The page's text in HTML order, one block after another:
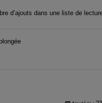
d’ajouts dans une liste de